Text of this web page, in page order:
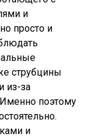
и
просто и
струбцины
из-за
поэтому
и